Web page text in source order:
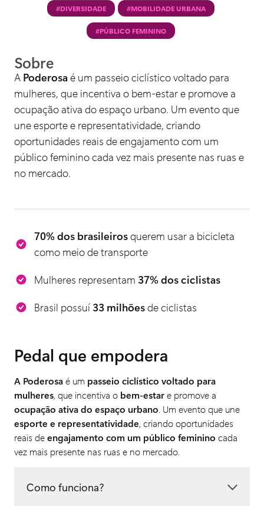
#DIVERSIDADE #MOBILIDADE URBANA
#PÚBLICO FEMININO
Sobre
A Poderosaé um passeio ciclístico voltado para
mulheres, que incentiva o bem-estar e promove a
ocupação ativa do espaço urbano. Um evento que
une esporte e representatividade, criando
oportunidades reais de engajamento com um
público feminino cada vez mais presente nas ruas e
no mercado.
70% dos brasileirosquerem usar a bicicleta
como meio de transporte
Mulheres representam 37% dos ciclistas
Brasil possuí 33 milhõesde ciclistas
Pedal que empodera
A Poderosaé um passeio ciclístico voltado para
mulheres, que incentiva o bem-estare promove a
ocupação ativa do espaço urbano. Um evento que une
esporte e representatividade, criando oportunidades
reais deengajamento com um público feminino cada
vez mais presente nas ruas e no mercado.
Como funciona?